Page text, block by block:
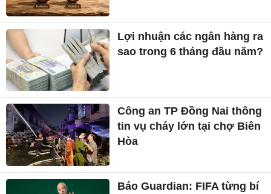
Lợi nhuận các ngân hàng ra
sao trong 6 tháng đầu năm?
Công an TP Đồng Nai thông
tin vụ cháy lớn tại chợ Biên
Hòa
Báo Guardian: FIFA từng bí